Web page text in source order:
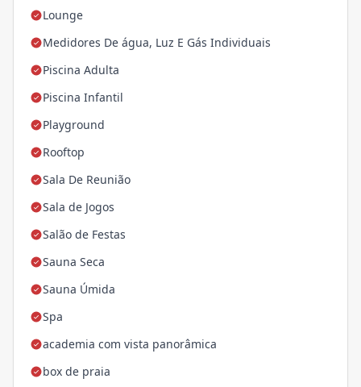
Lounge
Medidores De água, Luz E Gás Individuais
Piscina Adulta
Piscina Infantil
Playground
Rooftop
Sala De Reunião
Sala de Jogos
Salão de Festas
Sauna Seca
Sauna Úmida
Spa
academia com vista panorâmica
box de praia